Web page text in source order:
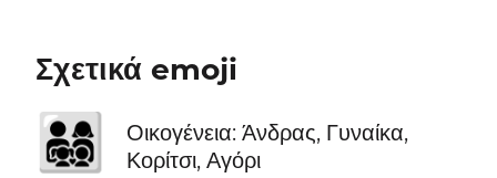
Σχετικά emoji
👨‍👩‍👧‍👦
Οικογένεια: Άνδρας, Γυναίκα,
Κορίτσι, Αγόρι